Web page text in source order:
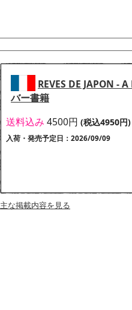
REVES DE JAPON -
バー書籍
送料込み 4500円 (税込4950円)
入荷・発売予定日：2026/09/09
主な掲載内容を見る